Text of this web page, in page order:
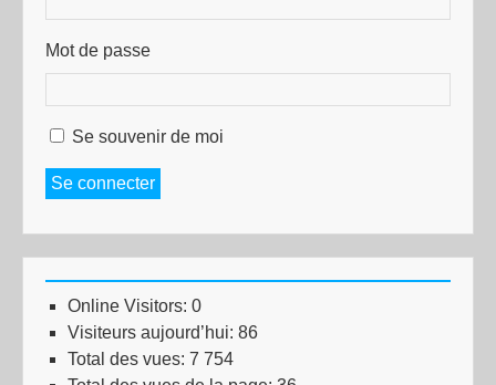
Mot de passe
Se souvenir de moi
Se connecter
Online Visitors: 0
Visiteurs aujourd’hui: 86
Total des vues: 7 754